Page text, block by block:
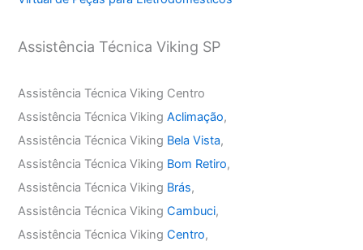
Assistência Técnica Viking SP
Assistência Técnica Viking Centro
Assistência Técnica VikingAclimação,
Assistência Técnica Viking Bela Vista,
Assistência Técnica Viking Bom Retiro,
Assistência Técnica Viking Brás,
Assistência Técnica VikingCambuci,
Assistência Técnica VikingCentro,